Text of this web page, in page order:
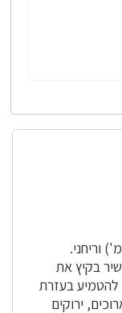
בקיץ את
בעזרת
ירוקים